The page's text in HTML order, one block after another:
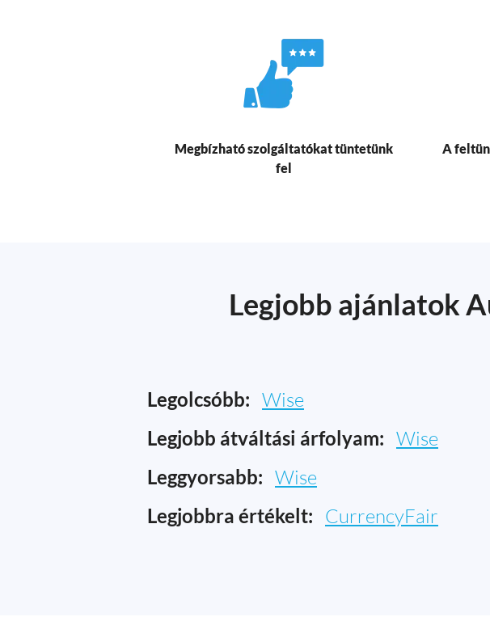
Megbízható szolgáltatókat tüntetünk
fel
A
Legjobb ajánlatok
Legolcsóbb: Wise
Legjobb átváltási árfolyam: Wise
Leggyorsabb: Wise
Legjobbra értékelt: CurrencyFair